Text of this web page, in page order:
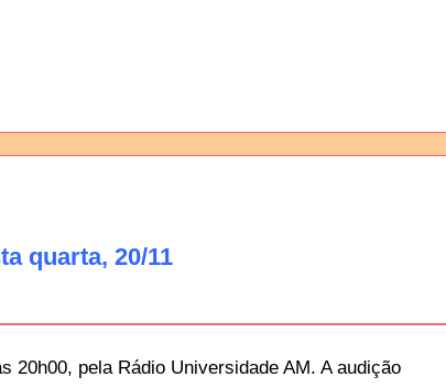
quarta, 20/11
20h00, pela Rádio Universidade AM. A audição